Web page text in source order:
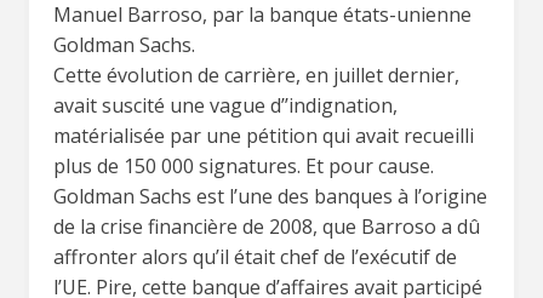
Manuel Barroso, par la banque états-unienne
Goldman Sachs.
Cette évolution de carrière, en juillet dernier,
avait suscité une vague d’’indignation,
matérialisée par une pétition qui avait recueilli
plus de 150 000 signatures. Et pour cause.
Goldman Sachs est l’une des banques à l’origine
de la crise financière de 2008, que Barroso a dû
affronter alors qu’il était chef de l’exécutif de
l’UE. Pire, cette banque d’affaires avait participé